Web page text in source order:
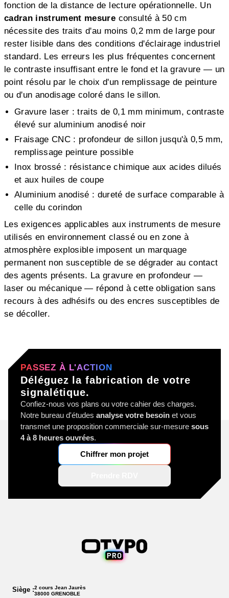
fonction de la distance de lecture opérationnelle. Un
cadran instrument mesure consulté à 50 cm
nécessite des traits d'au moins 0,2 mm de large pour
rester lisible dans des conditions d'éclairage industriel
standard. Les erreurs les plus fréquentes concernent
le contraste insuffisant entre le fond et la gravure — un
point résolu par le choix d'un remplissage de peinture
ou d'un anodisage coloré dans le sillon.
Gravure laser : traits de 0,1 mm minimum, contraste
élevé sur aluminium anodisé noir
Fraisage CNC : profondeur de sillon jusqu'à 0,5 mm,
remplissage peinture possible
Inox brossé : résistance chimique aux acides dilués
et aux huiles de coupe
Aluminium anodisé : dureté de surface comparable à
celle du corindon
Les exigences applicables aux instruments de mesure
utilisés en environnement classé ou en zone à
atmosphère explosible imposent un marquage
permanent non susceptible de se dégrader au contact
des agents présents. La gravure en profondeur —
laser ou mécanique — répond à cette obligation sans
recours à des adhésifs ou des encres susceptibles de
se décoller.
PASSEZ À L'ACTION
Déléguez la fabrication de votre
signalétique.
Confiez-nous vos plans ou votre cahier des charges.
Notre bureau d'études analyse votre besoin et vous
transmet une proposition commerciale sur-mesure sous
4 à 8 heures ouvrées.
Chiffrer mon projet
Siège :2 cours Jean Jaurès
38000 GRENOBLE